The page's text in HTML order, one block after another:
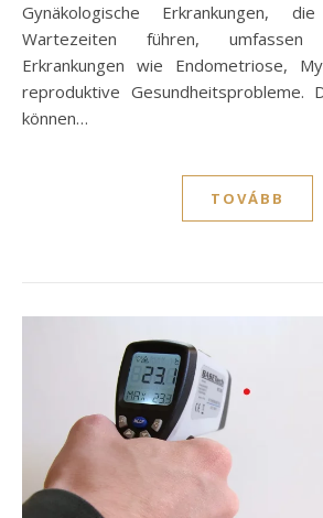
Gynäkologische Erkrankungen,
Wartezeiten führen,
Erkrankungen wie Endometriose,
reproduktive Gesundheitsprobleme.
können…
TOVÁBB